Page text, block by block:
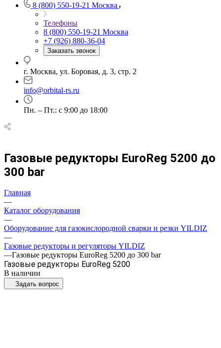
8 (800) 550-19-21 Москва
Телефоны
8 (800) 550-19-21 Москва
+7 (926) 880-36-04
Заказать звонок
г. Москва, ул. Боровая, д. 3, стр. 2
info@orbital-rs.ru
Пн. – Пт.: с 9:00 до 18:00
Газовые редукторы EuroReg 5200 до
300 bar
Главная
—
Каталог оборудования
—
Оборудование для газокислородной сварки и резки YILDIZ
—
Газовые редукторы и регуляторы YILDIZ
—Газовые редукторы EuroReg 5200 до 300 bar
Газовые редукторы EuroReg 5200
В наличии
Задать вопрос